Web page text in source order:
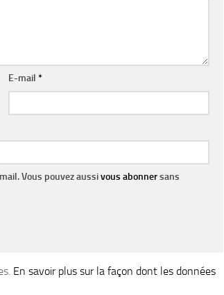
E-mail*
Vous pouvez aussivous abonnersans
En savoir plus sur la façon dont les données